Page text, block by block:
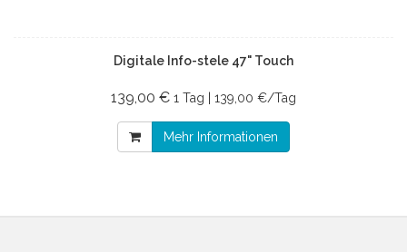
Digitale Info-stele 47" Touch
139,00 € 1 Tag | 139,00 €/Tag
Mehr Informationen